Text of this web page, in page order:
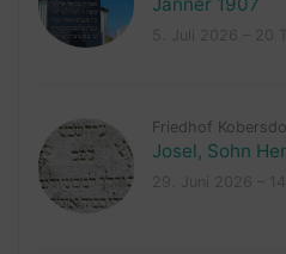
Friedhof
Josel, Sohn